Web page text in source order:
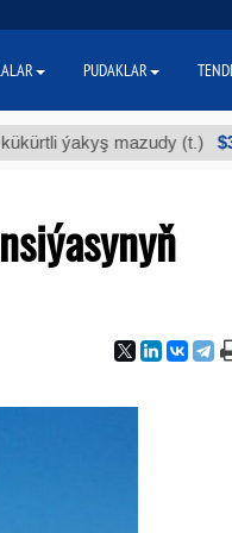
mazudy (t.) $300
PUDAKLAR